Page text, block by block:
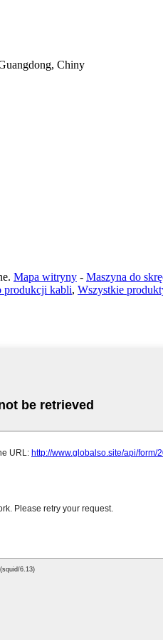
Chiny
Mapa witryny - Maszyna do
produkcji kabli, Wszystkie